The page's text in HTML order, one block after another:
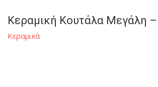
Κεραμική Κουτάλα Μεγάλη
Κεραμικά